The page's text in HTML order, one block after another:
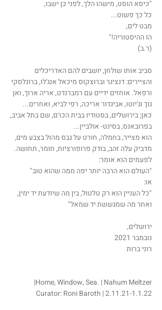
"כיסא הוסט, מישהו הלך, לפני כן ישבו,
כל כך פשוט...
מבט לים,
הו ההיסטוריה!"
(ר.ב)
סביב אותו שולחן, יושבים להם האדריכלים
והציירים: דנציגר וברוצקוס מיכאל אנג'לו, ברונלסקי
ורפאל. אוחזים ידיים עם רמברנדט, אריה ארוך, ואן
גוך וג'יוטו, אביגדור אריכה, רפי לביא, ואחרים...
כאן; בירושלים, בסטודיו בבית הכרם, שם בתל אביב,
בפרובאנס, בסינט- אולביין...
הוא מצייר, בחמלה, חורט על גבס מהול בצבע מים,
מדביק עלה זהב, בודק פרופורציות, חומר, תחושה.
לפעמים הוא אומר:
"העולם הוא הרבה יותר יפה ממה שהוא טוב"
או:
"כל העניין הוא רק טלטול, בין מה שיודעת יד ימין,
ואחר מה שמגששת יד שמאל"
ירושלים,
נובמבר 2021
רוני ברות
Home, Window, Sea. | Nahum Meltzer|
2.11.21-1.1.22
| Curator: Roni Baroth